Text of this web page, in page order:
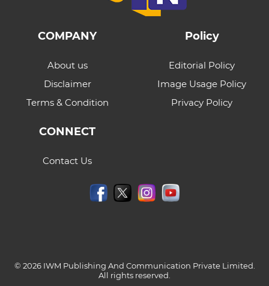
COMPANY
About us
Disclaimer
Terms & Condition
Policy
Editorial Policy
Image Usage Policy
Privacy Policy
CONNECT
Contact Us
© 2026 IWM Publishing And Communication Private Limited.
All rights reserved.